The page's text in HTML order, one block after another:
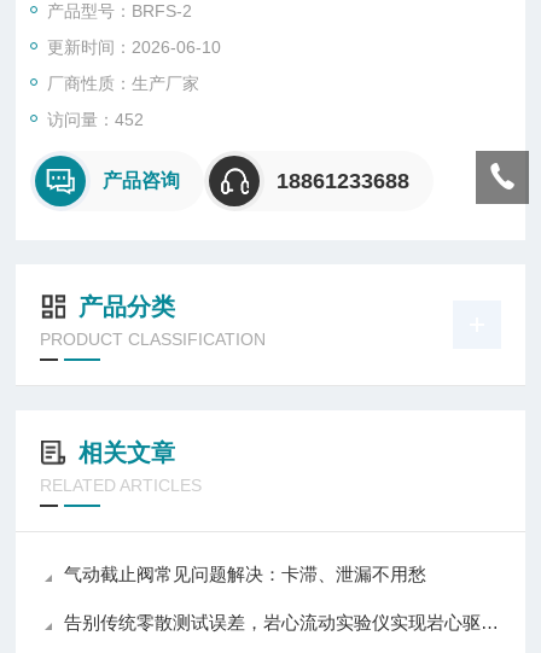
产品型号：BRFS-2
更新时间：2026-06-10
厂商性质：生产厂家
访问量：452
产品咨询 18861233688
产品分类
PRODUCT CLASSIFICATION
相关文章
RELATED ARTICLES
气动截止阀常见问题解决：卡滞、泄漏不用愁
告别传统零散测试误差，岩心流动实验仪实现岩心驱替全流程自动化精准控制